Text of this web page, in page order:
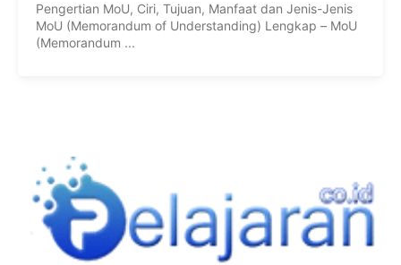
Pengertian MoU, Ciri, Tujuan, Manfaat dan Jenis-Jenis
MoU (Memorandum of Understanding) Lengkap – MoU
(Memorandum ...